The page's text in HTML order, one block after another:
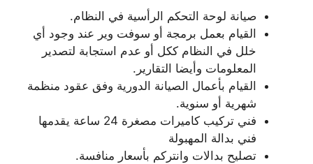
صيانة لوحة التحكم الرأسية في النظام.
القيام بعمل برمجة أو سوفت وير عند وجود أي
خلل في النظام ككل أو عدم استجابة لتصدير
المعلومات وأيضا التقارير.
القيام بأعمال الصيانة الدورية وفق عقود منظمة
شهرية أو سنوية.
فني تركيب كاميرات مصغرة 24 ساعة يقدمها
فني بدالة المهبولة
تصليح بدالات وانتركم بأسعار منافسة.